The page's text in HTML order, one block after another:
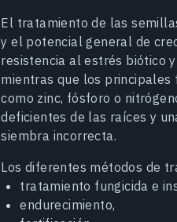
El tratamiento de las
y el potencial general de
resistencia al estrés biótico
mientras que los
como zinc, fósforo o
deficientes de las raíces y
siembra incorrecta.
Los diferentes métodos de
tratamiento fungicida e
endurecimiento,